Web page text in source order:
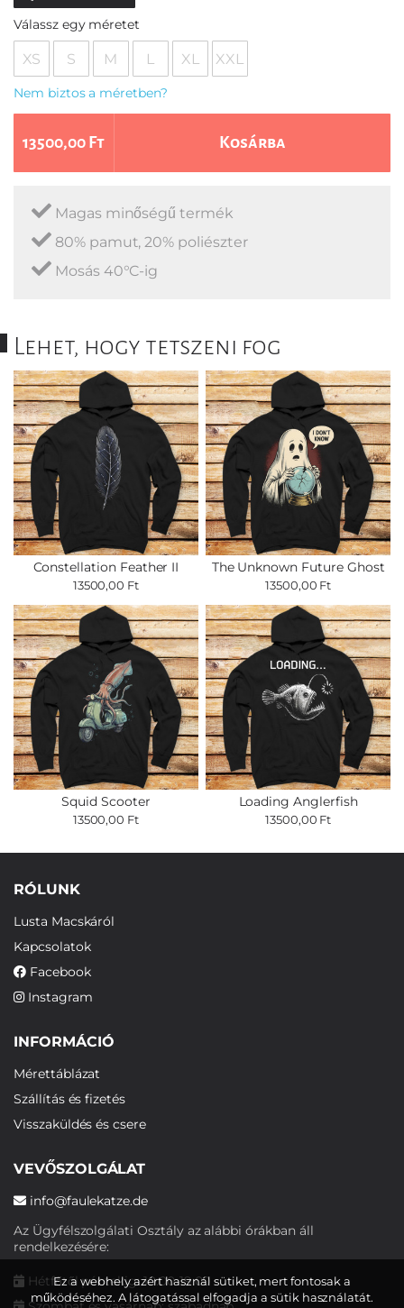
Válassz egy méretet
XS S M L XL XXL
Nem biztos a méretben?
13500,00 Ft Kosárba
Magas minőségű termék
80% pamut, 20% poliészter
Mosás 40°C-ig
Lehet, hogy tetszeni fog
Constellation Feather II
13500,00 Ft
The Unknown Future Ghost
13500,00 Ft
Squid Scooter
13500,00 Ft
Loading Anglerfish
13500,00 Ft
RÓLUNK
Lusta Macskáról
Kapcsolatok
Facebook
Instagram
INFORMÁCIÓ
Mérettáblázat
Szállítás és fizetés
Visszaküldés és csere
VEVŐSZOLGÁLAT
info@faulekatze.de
Az Ügyfélszolgálati Osztály az alábbi órákban áll
rendelkezésére:
Hétfőtől péntekig: 10:00-19:00
Ez a webhely azért használ sütiket, mert fontosak a
működéséhez. A látogatással elfogadja a sütik használatát.